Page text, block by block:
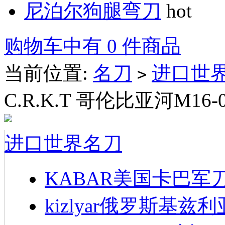
尼泊尔狗腿弯刀 hot
购物车中有 0 件商品
当前位置: 名刀 > 进口世
C.R.K.T 哥伦比亚河M16-
进口世界名刀
KABAR美国卡巴军
kizlyar俄罗斯基兹利